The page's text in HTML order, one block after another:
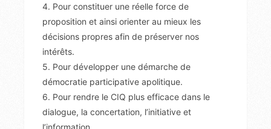
4. Pour constituer une réelle force de
proposition et ainsi orienter au mieux les
décisions propres afin de préserver nos
intérêts.
5. Pour développer une démarche de
démocratie participative apolitique.
6. Pour rendre le CIQ plus efficace dans le
dialogue, la concertation, l’initiative et
l’information.